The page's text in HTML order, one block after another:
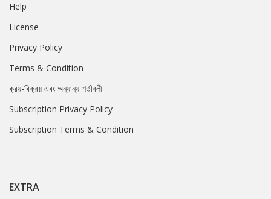
Help
License
Privacy Policy
Terms & Condition
ক্রয়-বিক্রয় এবং অন্যান্য শর্তাবলী
Subscription Privacy Policy
Subscription Terms & Condition
EXTRA